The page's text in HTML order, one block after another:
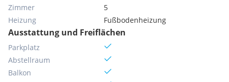
Zimmer
5
Heizung
Fußbodenheizung
Ausstattung und Freiflächen
Parkplatz
Abstellraum
Balkon